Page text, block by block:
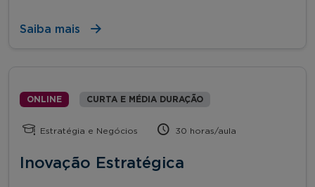
Saiba mais
ONLINE CURTA E MÉDIA DURAÇÃO
Estratégia e Negócios 30 horas/aula
Inovação Estratégica